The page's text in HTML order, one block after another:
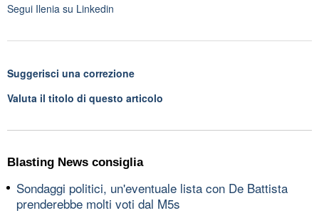
Segui Ilenia su Linkedin
Suggerisci una correzione
Valuta il titolo di questo articolo
Blasting News consiglia
Sondaggi politici, un'eventuale lista con De Battista
prenderebbe molti voti dal M5s